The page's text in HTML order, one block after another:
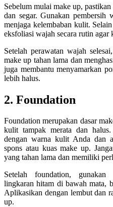
Sebelum mulai make up,
dan segar. Gunakan pembersih
menjaga kelembaban kulit.
eksfoliasi wajah secara rutin
Setelah perawatan wajah
make up tahan lama dan
juga membantu menyamarkan
lebih halus.
2. Foundation
Foundation merupakan dasar
kulit tampak merata dan
dengan warna kulit Anda dan
spons atau kuas make up.
yang tahan lama dan memiliki
Setelah foundation, gunakan
lingkaran hitam di bawah mata,
Aplikasikan dengan lembut dan
up.